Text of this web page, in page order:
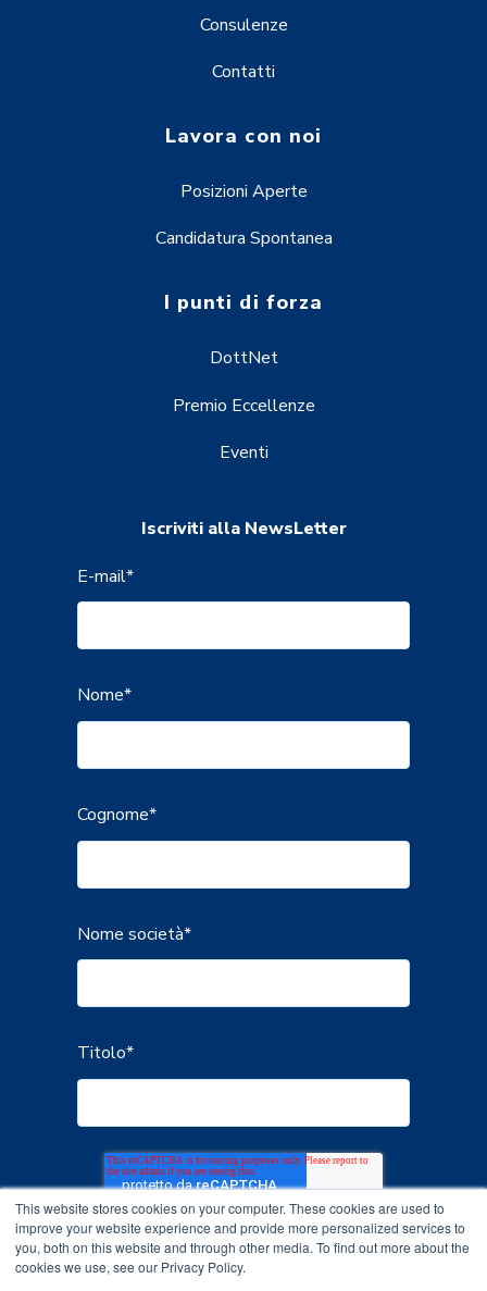
This website stores cookies on your computer. These cookies are used to
improve your website experience and provide more personalized services to
you, both on this website and through other media. To find out more about the
cookies we use, see our Privacy Policy.
Consulenze
Contatti
Lavora con noi
Posizioni Aperte
Candidatura Spontanea
I punti di forza
DottNet
Premio Eccellenze
Eventi
Iscriviti alla NewsLetter
E-mail*
Nome*
Cognome*
Nome società*
Titolo*